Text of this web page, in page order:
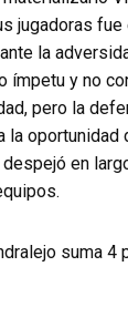
jugadoras
la
y no
pero la
en
suma